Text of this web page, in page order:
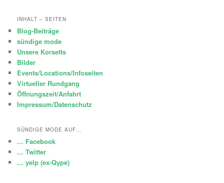
INHALT – SEITEN
Blog-Beiträge
sündige mode
Unsere Korsetts
Bilder
Events/Locations/Infoseiten
Virtueller Rundgang
Öffnungszeit/Anfahrt
Impressum/Datenschutz
SÜNDIGE MODE AUF…
… Facebook
… Twitter
… yelp (ex-Qype)